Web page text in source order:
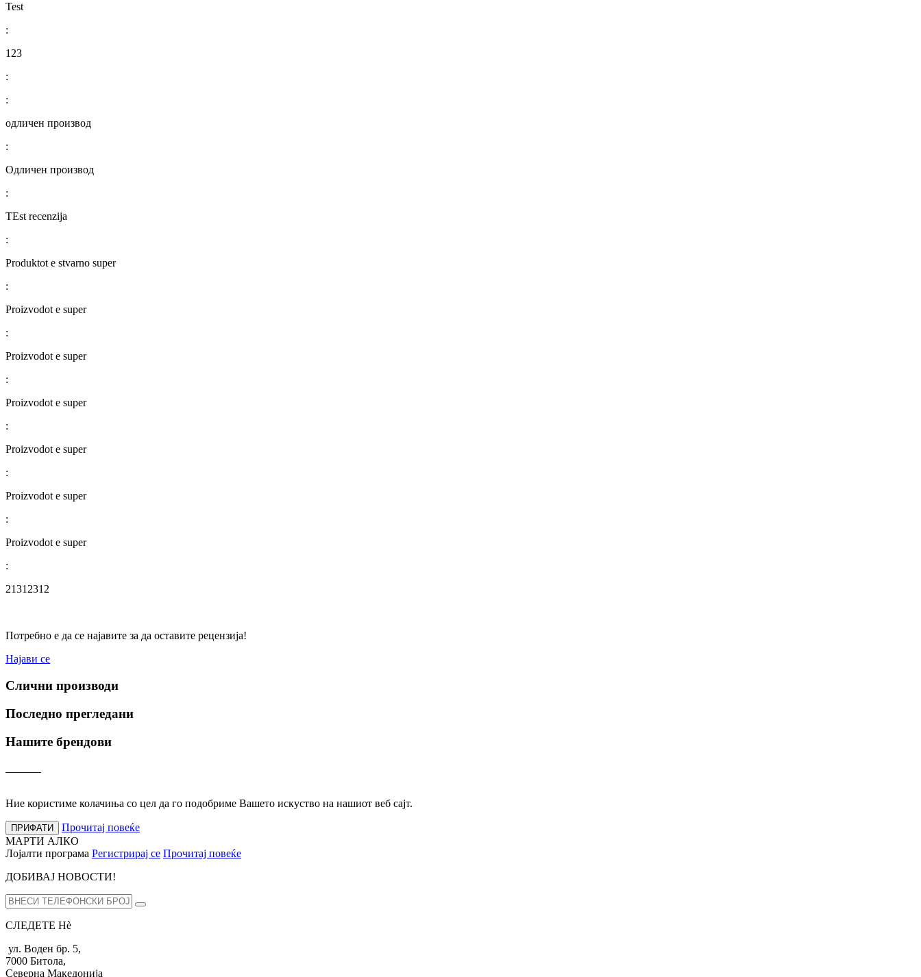
Test
:
123
:
:
одличен производ
:
Одличен производ
:
TEst recenzija
:
Produktot e stvarno super
:
Proizvodot e super
:
Proizvodot e super
:
Proizvodot e super
:
Proizvodot e super
:
Proizvodot e super
:
Proizvodot e super
:
21312312
Потребно е да се најавите за да оставите рецензија!
Најави се
Слични производи
Последно прегледани
Нашите брендови
Ние користиме колачиња со цел да го подобриме Вашето искуство на нашиот веб сајт.
ПРИФАТИ
Прочитај повеќе
МАРТИ АЛКО
Лојалти програма Регистрирај се Прочитај повеќе
ДОБИВАЈ НОВОСТИ!
СЛЕДЕТЕ Нѐ
ул. Воден бр. 5,
7000 Битола,
Северна Македонија